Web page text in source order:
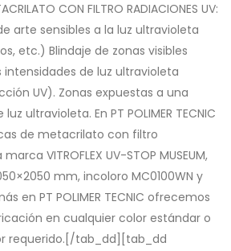
CON FILTRO RADIACIONES UV:
arte sensibles a la luz ultravioleta
etc.) Blindaje de zonas visibles
de luz ultravioleta
UV). Zonas expuestas a una
ultravioleta. En PT POLIMER TECNIC
de metacrilato con filtro
VITROFLEX UV-STOP MUSEUM,
mm, incoloro MC0100WN y
en PT POLIMER TECNIC ofrecemos
en cualquier color estándar o
requerido.[/tab_dd][tab_dd